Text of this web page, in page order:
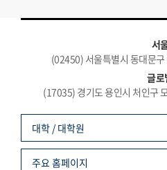
서
(02450) 서울특별시 동대문
글
(17035) 경기도 용인시 처인구
대학 / 대학원
주요 홈페이지